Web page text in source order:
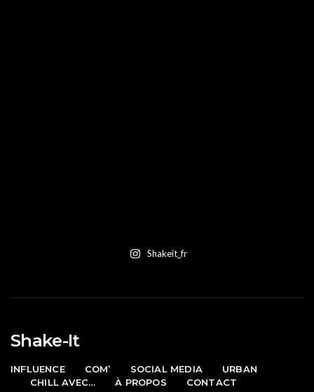
Shakeit_fr
Shake-It
INFLUENCE COM’ SOCIAL MEDIA
URBAN
CHILL AVEC…
À PROPOS CONTACT